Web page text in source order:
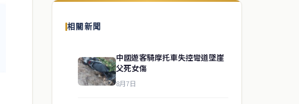
相關新聞
中國遊客騎摩托車失控彎道墜崖
父死女傷
8月7日